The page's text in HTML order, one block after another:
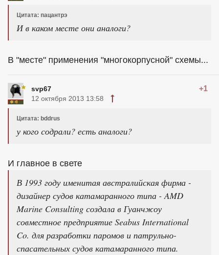
Цитата: пацантрэ
И в каком месте они аналоги?
В "месте" применения "многокорпусной" схемы...
svp67 +1
12 октября 2013 13:58
Цитата: bddrus
у кого содрали? есть аналоги?
И главное в свете
В 1993 году именитая австралийская фирма -
дизайнер судов катамаранного типа - AMD
Marine Consulting создала в Гуанчжоу
совместное предприятие Seabus International
Co. для разработки паромов и патрульно-
спасательных судов катамаранного типа.